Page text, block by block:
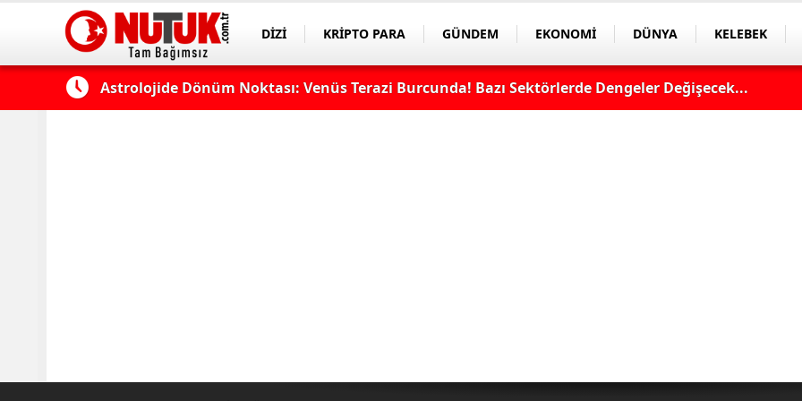
DİZİ KRİPTO PARA GÜNDEM EKONOMİ DÜNYA KELEBEK
Astrolojide Dönüm Noktası: Venüs Terazi Burcunda! Bazı Sektörlerde Dengeler Değişecek...